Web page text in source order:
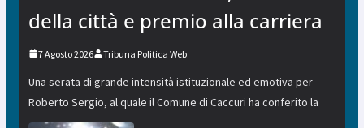
della città e premio alla carriera
7 Agosto 2026 Tribuna Politica Web
Una serata di grande intensità istituzionale ed emotiva per
Roberto Sergio, al quale il Comune di Caccuri ha conferito la